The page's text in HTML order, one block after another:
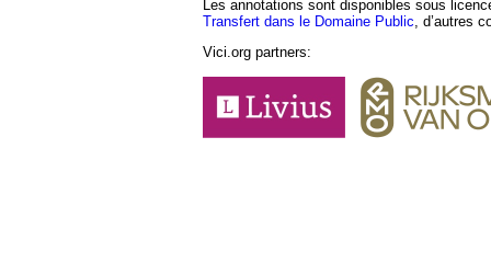
Les annotations sont disponibles sous
Transfert dans le Domaine Public , d’autres
Vici.org partners: